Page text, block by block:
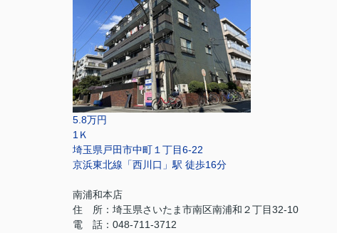
5.8万円
1Ｋ
埼玉県戸田市中町１丁目6-22
京浜東北線「西川口」駅 徒歩16分
南浦和本店
住 所： 埼玉県さいたま市南区南浦和２丁目32-10
電 話：048-711-3712